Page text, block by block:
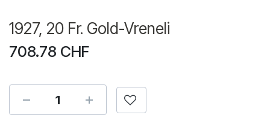
1927, 20 Fr. Gold-Vreneli
708.78 CHF